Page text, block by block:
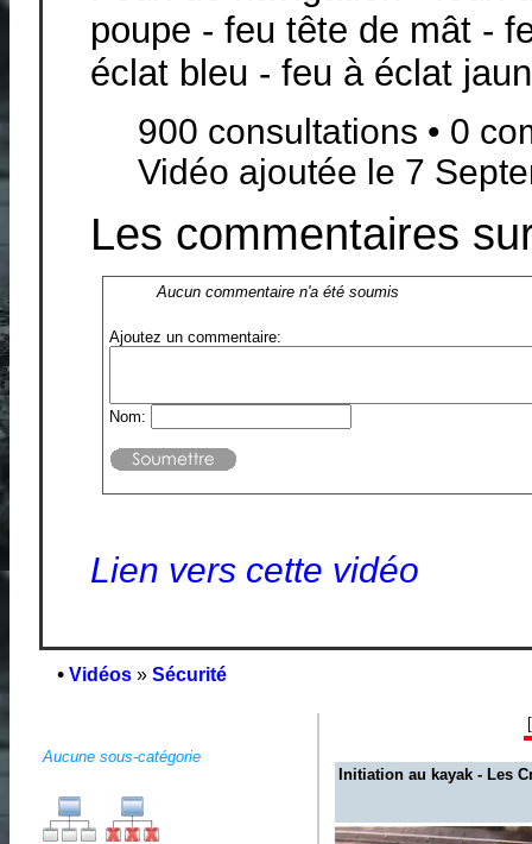
poupe - feu tête de mât -
éclat bleu - feu à éclat
900 consultations • 0
Vidéo ajoutée le 7
Les commentaires
Aucun commentaire n'a été soumis
Ajoutez un commentaire:
Nom:
Lien vers cette vidéo
• Vidéos» Sécurité
Aucune sous-catégorie
Initiation au kayak - Les